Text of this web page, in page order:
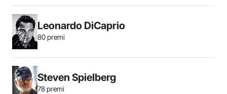
Leonardo DiCaprio
80 premi
Steven Spielberg
78 premi